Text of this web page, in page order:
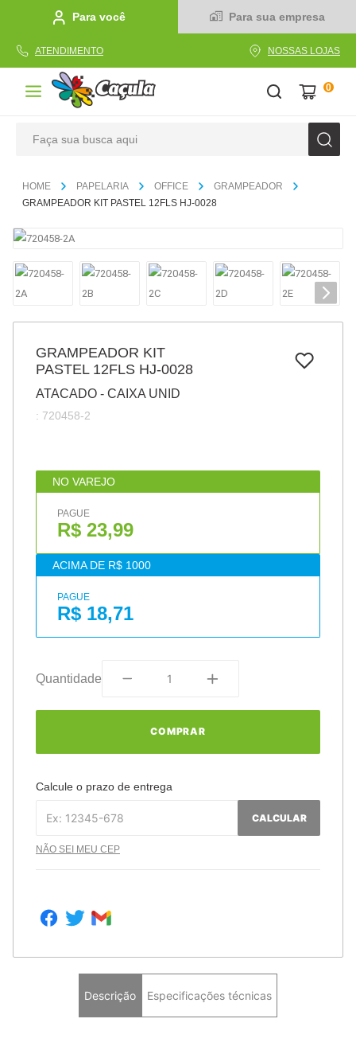
Para você Para sua empresa
ATENDIMENTO NOSSAS LOJAS
0
PAPELARIA OFFICE
GRAMPEADOR
GRAMPEADOR KIT PASTEL 12FLS HJ-0028
GRAMPEADOR KIT
PASTEL 12FLS HJ-0028
ATACADO - CAIXA UNID
: 720458-2
NO VAREJO
PAGUE
R$ 23,99
ACIMA DE R$ 1000
PAGUE
R$ 18,71
Quantidade
COMPRAR
Calcule o prazo de entrega
CALCULAR
NÃO SEI MEU CEP
Descrição Especificações técnicas
1º caderno
2
papel
cola
barbante